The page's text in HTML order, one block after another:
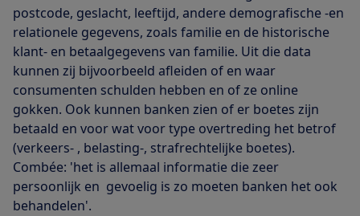
postcode, geslacht, leeftijd, andere demografische -en
relationele gegevens, zoals familie en de historische
klant- en betaalgegevens van familie. Uit die data
kunnen zij bijvoorbeeld afleiden of en waar
consumenten schulden hebben en of ze online
gokken. Ook kunnen banken zien of er boetes zijn
betaald en voor wat voor type overtreding het betrof
(verkeers- , belasting-, strafrechtelijke boetes).
Combée: 'het is allemaal informatie die zeer
persoonlijk en gevoelig is zo moeten banken het ook
behandelen'.